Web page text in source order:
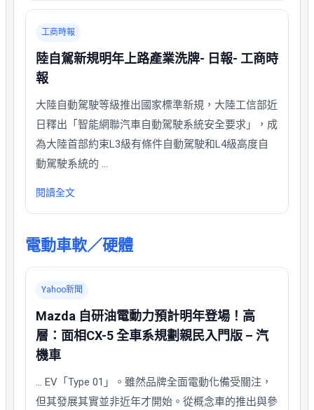
工商時報
陸自駕新規明年上路產業洗牌- 日報- 工商時
報
大陸自動駕駛等級推出國家標準新規，大陸工信部近
日釋出「智能網聯汽車自動駕駛系統安全要求」，成
為大陸首部約束L3級有條件自動駕駛和L4級高度自
動駕駛系統的 …
閱讀全文
電動車軟／硬體
Yahoo新聞
Mazda 自研油電動力預計明年登場！高
層：面相CX-5 全車系規劃親民入門版 – 汽
機車
… EV「Type 01」。雖然品牌全面電動化備受關注，
但其發展其實並非近年才開始。從概念車的推出與參